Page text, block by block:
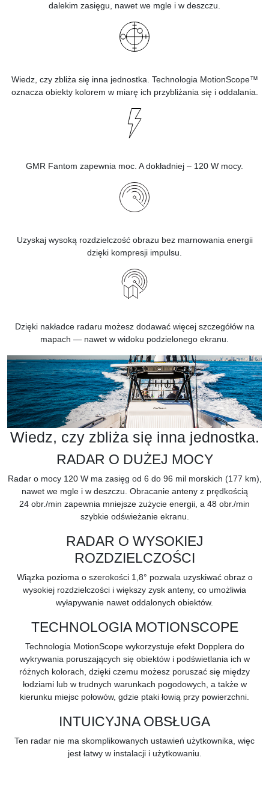
dalekim zasięgu, nawet we mgle i w deszczu.
Wiedz, czy zbliża się inna jednostka. Technologia MotionScope™
oznacza obiekty kolorem w miarę ich przybliżania się i oddalania.
GMR Fantom zapewnia moc. A dokładniej – 120 W mocy.
Uzyskaj wysoką rozdzielczość obrazu bez marnowania energii
dzięki kompresji impulsu.
Dzięki nakładce radaru możesz dodawać więcej szczegółów na
mapach — nawet w widoku podzielonego ekranu.
Wiedz, czy zbliża się inna jednostka.
RADAR O DUŻEJ MOCY
Radar o mocy 120 W ma zasięg od 6 do 96 mil morskich (177 km),
nawet we mgle i w deszczu. Obracanie anteny z prędkością
24 obr./min zapewnia mniejsze zużycie energii, a 48 obr./min
szybkie odświeżanie ekranu.
RADAR O WYSOKIEJ
ROZDZIELCZOŚCI
Wiązka pozioma o szerokości 1,8° pozwala uzyskiwać obraz o
wysokiej rozdzielczości i większy zysk anteny, co umożliwia
wyłapywanie nawet oddalonych obiektów.
TECHNOLOGIA MOTIONSCOPE
Technologia MotionScope wykorzystuje efekt Dopplera do
wykrywania poruszających się obiektów i podświetlania ich w
różnych kolorach, dzięki czemu możesz poruszać się między
łodziami lub w trudnych warunkach pogodowych, a także w
kierunku miejsc połowów, gdzie ptaki łowią przy powierzchni.
INTUICYJNA OBSŁUGA
Ten radar nie ma skomplikowanych ustawień użytkownika, więc
jest łatwy w instalacji i użytkowaniu.